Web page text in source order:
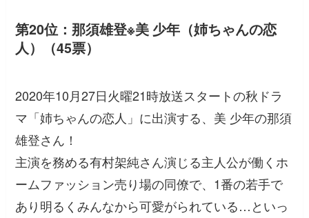
第20位：那須雄登※美 少年（姉ちゃんの恋
人）（45票）
2020年10月27日火曜21時放送スタートの秋ドラ
マ「姉ちゃんの恋人」に出演する、美 少年の那須
雄登さん！
主演を務める有村架純さん演じる主人公が働くホ
ームファッション売り場の同僚で、1番の若手で
あり明るくみんなから可愛がられている…といっ